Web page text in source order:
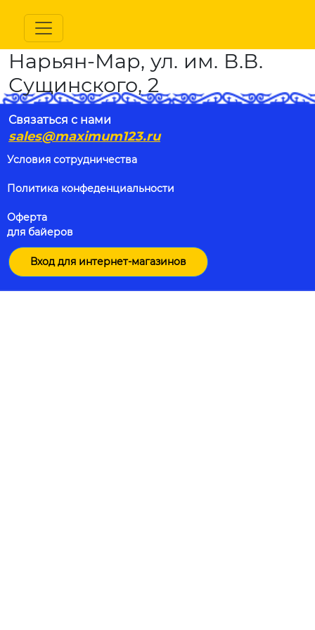
Нарьян-Мар, ул. им. В.В.
Сущинского, 2
Связаться с нами
sales@maximum123.ru
Условия сотрудничества
Политика конфеденциальности
Оферта
для байеров
Вход для интернет-магазинов